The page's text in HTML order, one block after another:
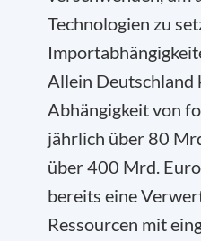
Technologien zu
Allein Deutschland
Abhängigkeit von
jährlich über 80
über 400 Mrd.
bereits eine
Ressourcen mit